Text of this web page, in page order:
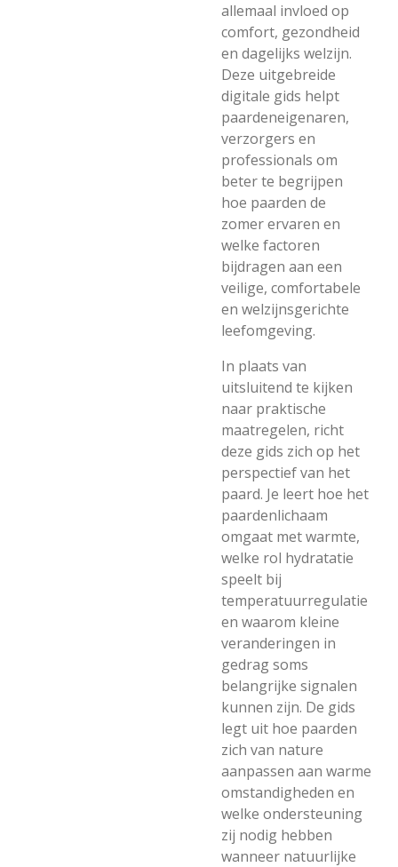
allemaal invloed op
comfort, gezondheid
en dagelijks welzijn.
Deze uitgebreide
digitale gids helpt
paardeneigenaren,
verzorgers en
professionals om
beter te begrijpen
hoe paarden de
zomer ervaren en
welke factoren
bijdragen aan een
veilige, comfortabele
en welzijnsgerichte
leefomgeving.
In plaats van
uitsluitend te kijken
naar praktische
maatregelen, richt
deze gids zich op het
perspectief van het
paard. Je leert hoe het
paardenlichaam
omgaat met warmte,
welke rol hydratatie
speelt bij
temperatuurregulatie
en waarom kleine
veranderingen in
gedrag soms
belangrijke signalen
kunnen zijn. De gids
legt uit hoe paarden
zich van nature
aanpassen aan warme
omstandigheden en
welke ondersteuning
zij nodig hebben
wanneer natuurlijke